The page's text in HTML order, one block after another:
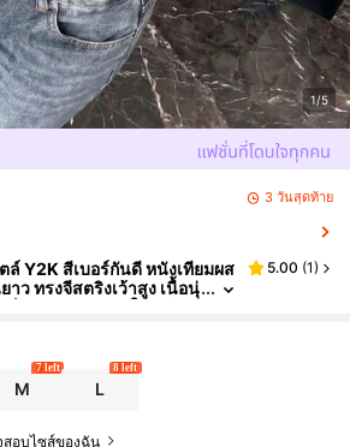
1/5
3 วันสุดท้าย
Y2K สีเบอร์กันดี หนังเทียมผส
ว ทรงจีสตริงเว้าสูง เนื้อนุ่
5.00 (1)
M
7 left
L
8 left
สอบไซส์ของฉัน